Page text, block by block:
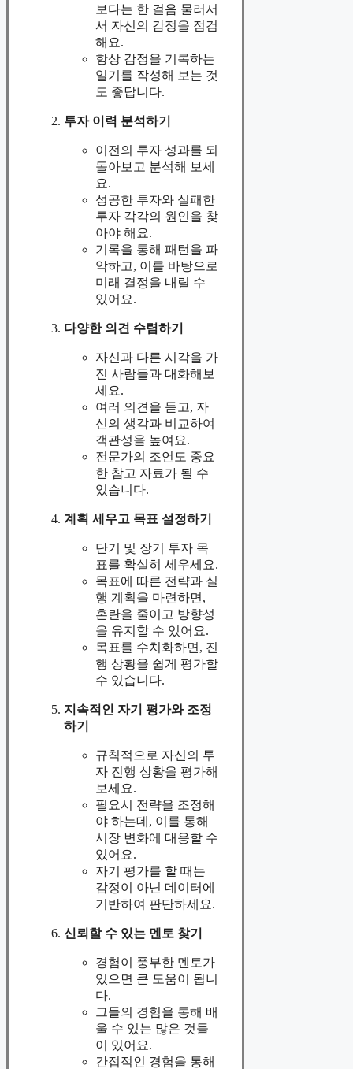
보다는 한 걸음 물러서
서 자신의 감정을 점검
해요.
항상 감정을 기록하는
일기를 작성해 보는 것
도 좋답니다.
투자 이력 분석하기
이전의 투자 성과를 되
돌아보고 분석해 보세
요.
성공한 투자와 실패한
투자 각각의 원인을 찾
아야 해요.
기록을 통해 패턴을 파
악하고, 이를 바탕으로
미래 결정을 내릴 수
있어요.
다양한 의견 수렴하기
자신과 다른 시각을 가
진 사람들과 대화해보
세요.
여러 의견을 듣고, 자
신의 생각과 비교하여
객관성을 높여요.
전문가의 조언도 중요
한 참고 자료가 될 수
있습니다.
계획 세우고 목표 설정하기
단기 및 장기 투자 목
표를 확실히 세우세요.
목표에 따른 전략과 실
행 계획을 마련하면,
혼란을 줄이고 방향성
을 유지할 수 있어요.
목표를 수치화하면, 진
행 상황을 쉽게 평가할
수 있습니다.
지속적인 자기 평가와 조정
하기
규칙적으로 자신의 투
자 진행 상황을 평가해
보세요.
필요시 전략을 조정해
야 하는데, 이를 통해
시장 변화에 대응할 수
있어요.
자기 평가를 할 때는
감정이 아닌 데이터에
기반하여 판단하세요.
신뢰할 수 있는 멘토 찾기
경험이 풍부한 멘토가
있으면 큰 도움이 됩니
다.
그들의 경험을 통해 배
울 수 있는 많은 것들
이 있어요.
간접적인 경험을 통해